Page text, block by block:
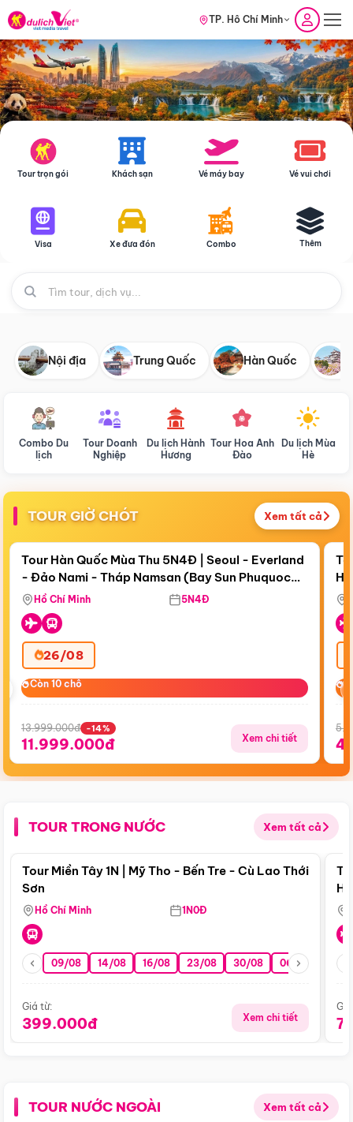
TP. Hồ Chí Minh
Tour trọn gói Khách sạn Vé máy bay Vé vui chơi
Visa Xe đưa đón Combo Thêm
Nội địa Trung Quốc Hàn Quốc
Combo Du
lịch
Tour Doanh
Nghiệp
Du lịch Hành
Hương
Tour Hoa Anh
Đào
Du lịch Mùa
Hè
TOUR GIỜ CHÓT Xem tất cả
Còn18 ngày 09:19:08
Bay Sun Phuquoc Airways
Điểm nổi bật
Tour Hàn Quốc Mùa Thu 5N4Đ | Seoul - Everland
- Đảo Nami - Tháp Namsan (Bay Sun Phuquoc
Airways)
Hồ Chí Minh 5N4Đ
26/08
Còn 10 chỗ
Còn 10 chỗ
13.999.000đ -14%
11.999.000đ Xem chi tiết
TOUR TRONG NƯỚC Xem tất cả
Điểm nổi bật
Tour Miền Tây 1N | Mỹ Tho - Bến Tre - Cù Lao Thới
Sơn
Hồ Chí Minh 1N0Đ
09/08 14/08 16/08 23/08 30/08 06/09 13/09
Giá từ:
399.000đ Xem chi tiết
TOUR NƯỚC NGOÀI Xem tất cả
Điểm nổi bật